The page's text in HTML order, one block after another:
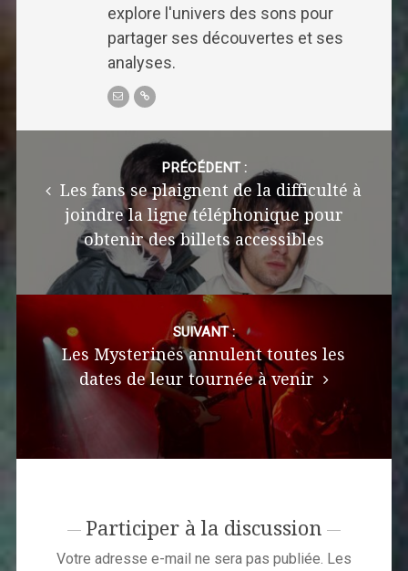
explore l'univers des sons pour
partager ses découvertes et ses
analyses.
PRÉCÉDENT :
Les fans se plaignent de la difficulté à
joindre la ligne téléphonique pour
obtenir des billets accessibles
SUIVANT :
Les Mysterines annulent toutes les
dates de leur tournée à venir
Participer à la discussion
Votre adresse e-mail ne sera pas publiée. Les